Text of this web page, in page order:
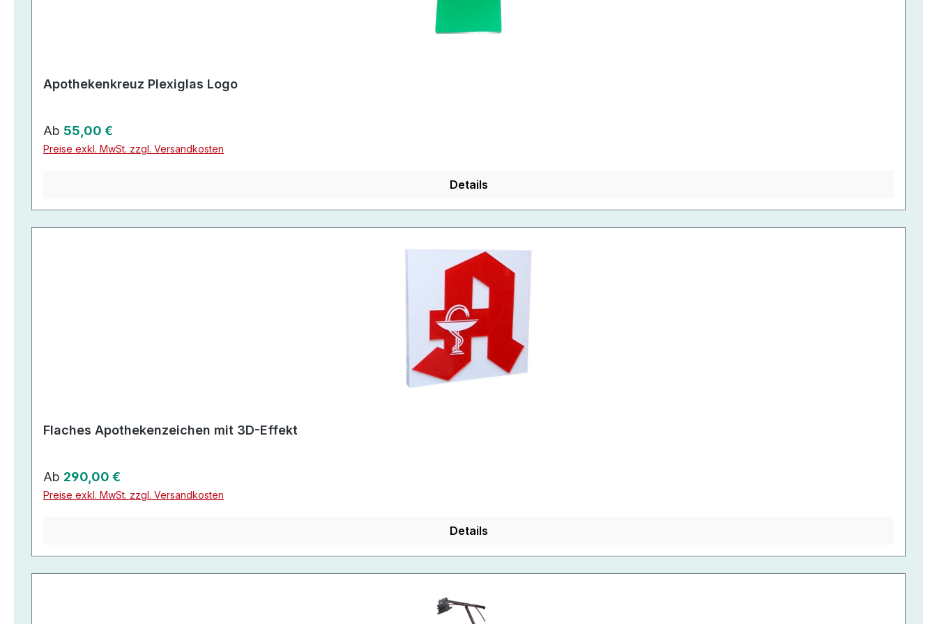
Apothekenkreuz Plexiglas Logo
Regulärer Preis:
Ab 55,00 €
Preise exkl. MwSt. zzgl. Versandkosten
Details
Flaches Apothekenzeichen mit 3D-Effekt
Regulärer Preis:
Ab 290,00 €
Preise exkl. MwSt. zzgl. Versandkosten
Details